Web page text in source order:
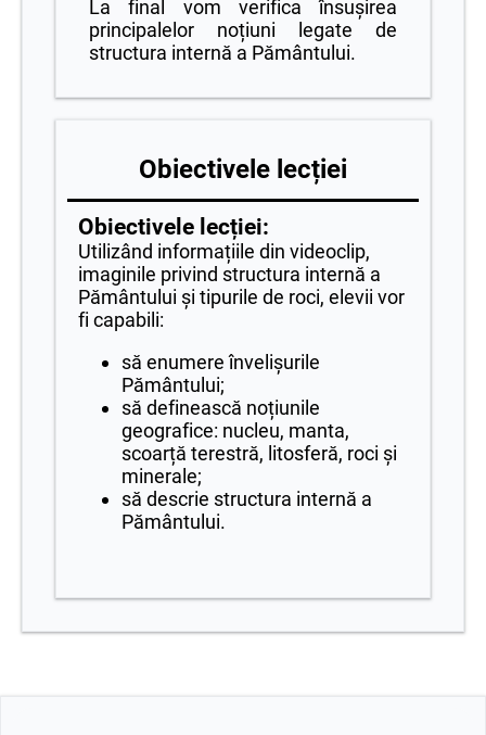
La final vom verifica însușirea
principalelor noțiuni legate de
structura internă a Pământului.
Obiectivele lecției
Obiectivele lecției:
Utilizând informațiile din videoclip,
imaginile privind structura internă a
Pământului și tipurile de roci, elevii vor
fi capabili:
să enumere învelișurile
Pământului;
să definească noțiunile
geografice: nucleu, manta,
scoarță terestră, litosferă, roci și
minerale;
să descrie structura internă a
Pământului.